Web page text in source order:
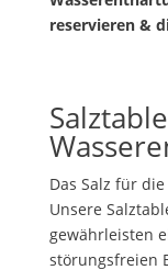
reservieren &
Das Salz für
Unsere
gewährleisten
störungsfreien